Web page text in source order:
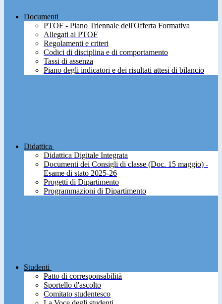
Documenti
PTOF - Piano Triennale dell'Offerta Formativa
Allegati al PTOF
Regolamenti e criteri
Codici di disciplina e di comportamento
Tassi di assenza
Piano degli indicatori e dei risultati attesi di bilancio
Didattica
Didattica Digitale Integrata
Documenti dei Consigli di classe (Doc. 15 maggio) -
Esame di stato 2025-26
Progetti di Dipartimento
Programmazioni di Dipartimento
Studenti
Patto di corresponsabilità
Sportello d'ascolto
Comitato studentesco